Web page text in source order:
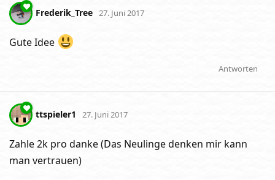
Frederik_Tree 27. Juni 2017
Gute Idee
Antworten
ttspieler1 27. Juni 2017
Zahle 2k pro danke (Das Neulinge denken mir kann
man vertrauen)